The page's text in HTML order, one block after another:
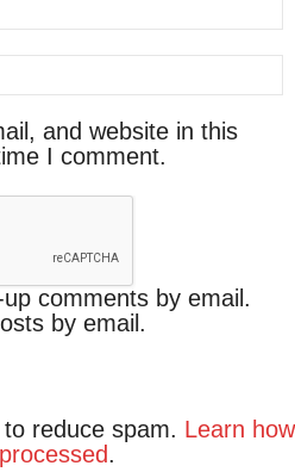
and website in this
I comment.
comments by email.
by email.
reduce spam. Learn how
.